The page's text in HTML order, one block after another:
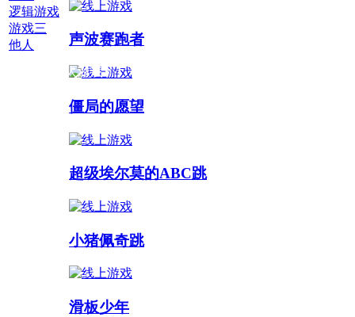
逻辑游戏
游戏三
他人
多人游戏 :
声波赛跑者
僵局的愿望
超级埃尔莫的ABC跳
小猪佩奇跳
滑板少年